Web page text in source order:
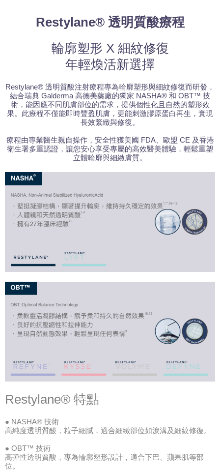
Restylane® 透明質酸療程
輪廓塑形 X 細紋修復
年輕煥活新選擇
Restylane® 透明質酸注射療程專為輪廓塑形與細紋修復而研發，
結合瑞典 Galderma 高德美藥廠的獨家 NASHA® 和 OBT™ 技
術，能因應不同肌膚部位的需求，提供個性化且自然的塑形效
果。此療程不僅能即時豐盈肌膚，更能刺激膠原蛋白再生，實現
長效緊緻與修復。
療程由專業醫生親自操作，安全性獲美國 FDA、歐盟 CE 及香港
衛生署多重認證，讓您安心享受專屬的高效醫美體驗，輕鬆重塑
立體輪廓與細緻膚質。
Restylane® 特點
● NASHA® 技術
高純度透明質酸，粒子細膩，適合細緻部位如淚溝及細紋修復。
● OBT™ 技術
高彈性透明質酸，專為輪廓塑形設計，適合下巴、蘋果肌等部
位。